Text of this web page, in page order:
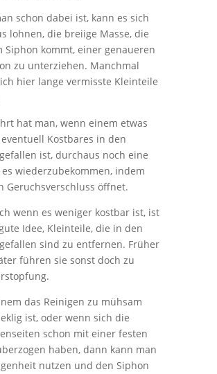
schon dabei ist, kann es sich
lohnen, die breiige Masse, die
Siphon kommt, einer genaueren
zu unterziehen. Manchmal
hier lange vermisste Kleinteile
hat man, wenn einem etwas
eventuell Kostbares in den
ist, durchaus noch eine
es wiederzubekommen, indem
Geruchsverschluss öffnet.
wenn es weniger kostbar ist, ist
Idee, Kleinteile, die in den
sind zu entfernen. Früher
führen sie sonst doch zu
das Reinigen zu mühsam
ist, oder wenn sich die
schon mit einer festen
haben, dann kann man
nutzen und den Siphon